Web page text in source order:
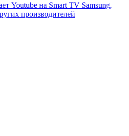
Youtube на Smart TV Samsung,
производителей